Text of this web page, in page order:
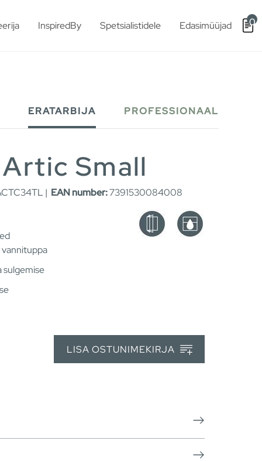
InspiredBy Spetsialistidele Edasimüüjad 0
ERATARBIJA PROFESSIONAAL
Small
| EAN number:7391530084008
vannituppa
sulgemise
LISA OSTUNIMEKIRJA